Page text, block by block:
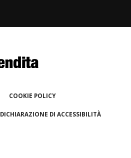
COOKIE POLICY
DICHIARAZIONE DI ACCESSIBILITÀ